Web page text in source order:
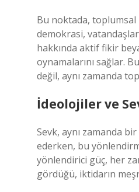
Bu noktada, toplumsal
demokrasi,
hakkında aktif fikir
oynamalarını sağlar.
değil, aynı zamanda
İdeolojiler ve
Sevk, aynı zamanda
ederken, bu
yönlendirici güç, her
gördüğü, iktidarın